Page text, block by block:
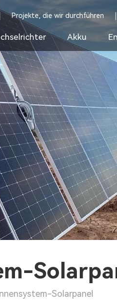
Projekte, die wir durchführen
Akku
Solarpanel